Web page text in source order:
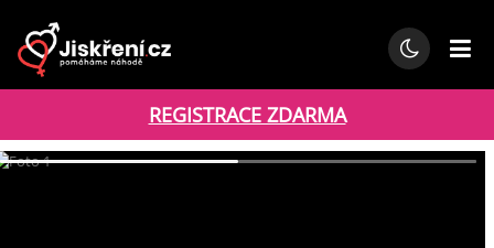
REGISTRACE ZDARMA